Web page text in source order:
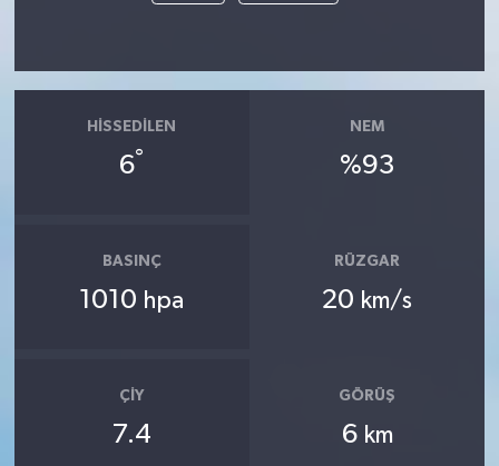
HISSEDILEN
6°
NEM
%93
BASINÇ
1010 hpa
RÜZGAR
20 km/s
ÇIY
7.4
GÖRÜŞ
6 km